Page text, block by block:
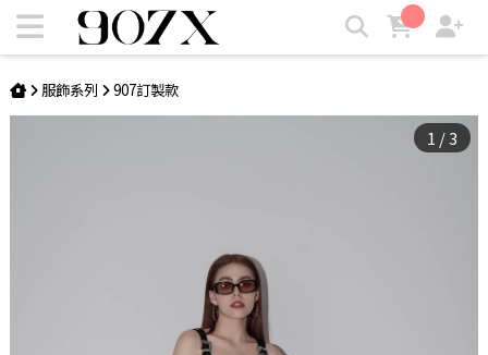
Streetwise Romper洋裝 | 907X
服飾系列 907訂製款
1 /3